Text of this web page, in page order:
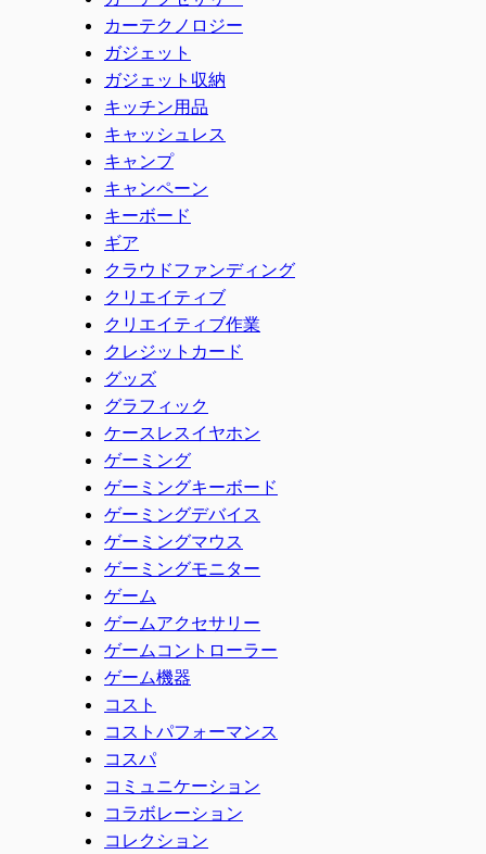
カーテクノロジー
ガジェット
ガジェット収納
キッチン用品
キャッシュレス
キャンプ
キャンペーン
キーボード
ギア
クラウドファンディング
クリエイティブ
クリエイティブ作業
クレジットカード
グッズ
グラフィック
ケースレスイヤホン
ゲーミング
ゲーミングキーボード
ゲーミングデバイス
ゲーミングマウス
ゲーミングモニター
ゲーム
ゲームアクセサリー
ゲームコントローラー
ゲーム機器
コスト
コストパフォーマンス
コスパ
コミュニケーション
コラボレーション
コレクション